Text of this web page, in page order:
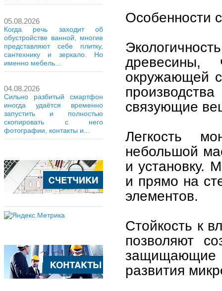
05.08.2026
Когда речь заходит об
обустройстве ванной, многие
представляют себе плитку,
сантехнику и зеркало. Но
именно мебель...
04.08.2026
Сильно разбитый смартфон
иногда удаётся временно
запустить и полностью
скопировать с него
фотографии, контакты и...
Особенности
окружающей
связующие
Легкость
небольшой
и установку.
и прямо на
элементов.
Стойкость к
позволяют
защищающие
развития